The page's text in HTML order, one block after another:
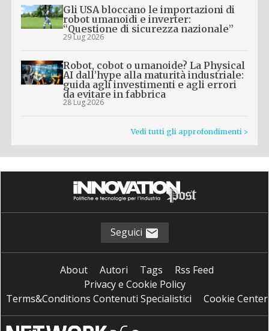
Gli USA bloccano le importazioni di
robot umanoidi e inverter:
“Questione di sicurezza nazionale”
29 Lug 2026
Robot, cobot o umanoide? La Physical
AI dall’hype alla maturità industriale:
guida agli investimenti e agli errori
da evitare in fabbrica
28 Lug 2026
Vedi tutti gli approfondimenti >
Seguici
About Autori Tags
Rss Feed
Privacy e Cookie Policy
Terms&Conditions Contenuti Specialistici
Cookie Center